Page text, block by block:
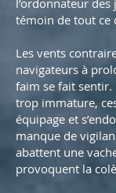
l’ordonnateur
témoin de tout ce
Les vents
navigateurs à
faim se fait sentir.
trop immature,
équipage et
manque de
abattent une
provoquent la